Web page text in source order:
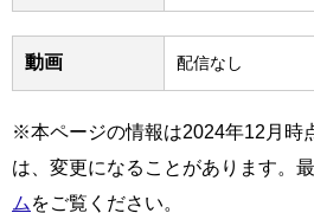
動画 配信なし
※本ページの情報は2024年12月時
は、変更になることがあります。
ム をご覧ください。